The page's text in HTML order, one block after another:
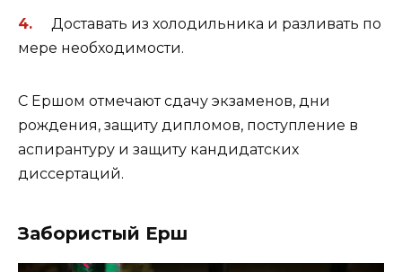
Доставать из холодильника и разливать по
мере необходимости.
С Ершом отмечают сдачу экзаменов, дни
рождения, защиту дипломов, поступление в
аспирантуру и защиту кандидатских
диссертаций.
Забористый Ерш